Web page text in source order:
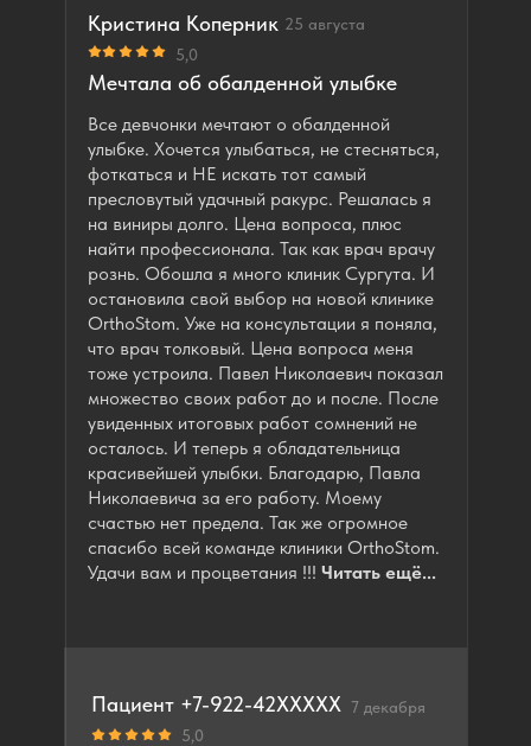
Пациент +7-922-42XXXXX
7 декабря
5,0
Кристина Коперник 25 августа
5,0
Мечтала об обалденной улыбке
Все девчонки мечтают о обалденной
улыбке. Хочется улыбаться, не стесняться,
фоткаться и НЕ искать тот самый
пресловутый удачный ракурс. Решалась я
на виниры долго. Цена вопроса, плюс
найти профессионала. Так как врач врачу
рознь. Обошла я много клиник Сургута. И
остановила свой выбор на новой клинике
OrthoStom. Уже на консультации я поняла,
что врач толковый. Цена вопроса меня
тоже устроила. Павел Николаевич показал
множество своих работ до и после. После
увиденных итоговых работ сомнений не
осталось. И теперь я обладательница
красивейшей улыбки. Благодарю, Павла
Николаевича за его работу. Моему
счастью нет предела. Так же огромное
спасибо всей команде клиники OrthoStom.
Удачи вам и процветания !!! Читать ещё...